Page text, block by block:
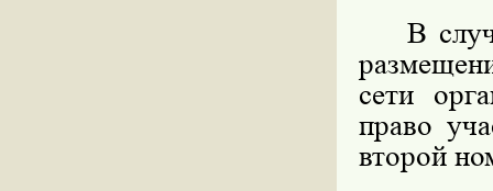
В
сети
право
второй